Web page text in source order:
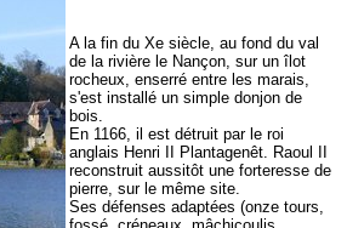
A la fin du Xe siècle, au fond du val
de la rivière le Nançon, sur un îlot
rocheux, enserré entre les marais,
s'est installé un simple donjon de
bois.
En 1166, il est détruit par le roi
anglais Henri II Plantagenêt. Raoul II
reconstruit aussitôt une forteresse de
pierre, sur le même site.
Ses défenses adaptées (onze tours,